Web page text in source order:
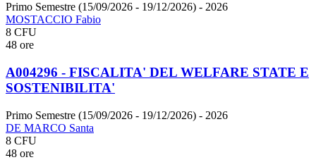
Primo Semestre (15/09/2026 - 19/12/2026) - 2026
MOSTACCIO Fabio
8 CFU
48 ore
A004296 - FISCALITA' DEL WELFARE STATE E
SOSTENIBILITA'
Primo Semestre (15/09/2026 - 19/12/2026) - 2026
DE MARCO Santa
8 CFU
48 ore